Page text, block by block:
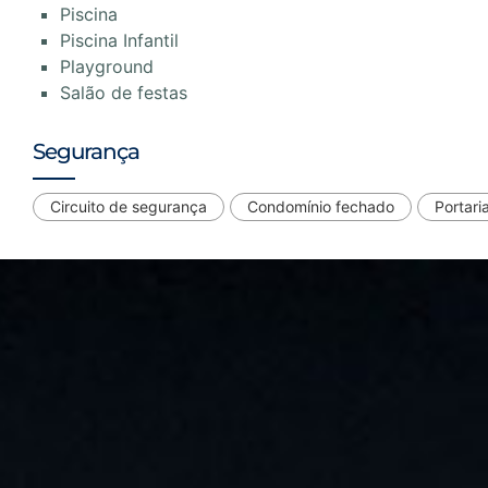
Piscina
Piscina Infantil
Playground
Salão de festas
Segurança
Circuito de segurança Condomínio fechado